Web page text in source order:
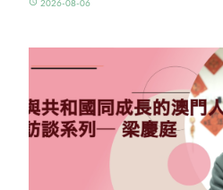
2026-08-06